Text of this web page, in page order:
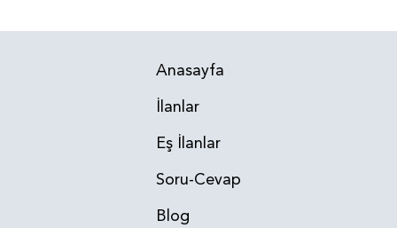
Anasayfa
İlanlar
Eş İlanlar
Soru-Cevap
Blog